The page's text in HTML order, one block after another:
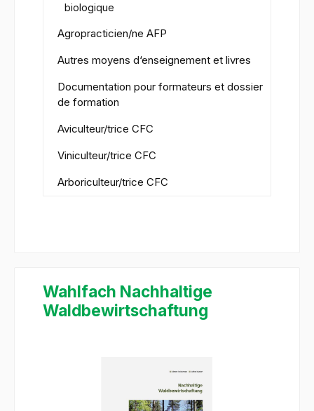
biologique
Agropracticien/ne AFP
Autres moyens d‘enseignement et livres
Documentation pour formateurs et dossier
de formation
Aviculteur/trice CFC
Viniculteur/trice CFC
Arboriculteur/trice CFC
Wahlfach Nachhaltige
Waldbewirtschaftung